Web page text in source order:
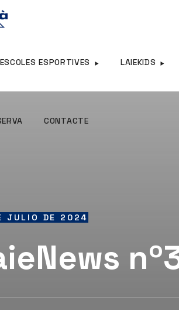
ESCOLES ESPORTIVES LAIEKIDS
CONTACTE
JULIO DE 2024